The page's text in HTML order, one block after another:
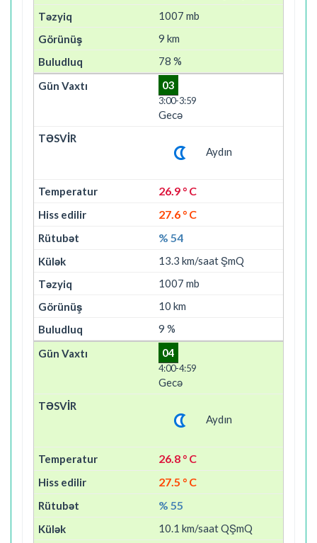
1007 mb
9 km
78 %
03
3:00-3:59
Gecə
Aydın
26.9 ° C
27.6 ° C
% 54
13.3 km/saat ŞmQ
1007 mb
10 km
9 %
04
4:00-4:59
Gecə
Aydın
26.8 ° C
27.5 ° C
% 55
10.1 km/saat QŞmQ